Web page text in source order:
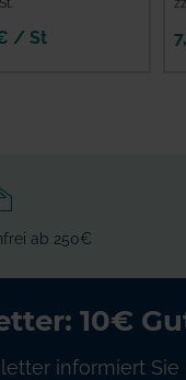
/ St
ab 250€
10€
informiert